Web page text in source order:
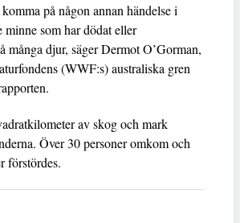
på någon annan händelse i
minne som har dödat eller
många djur, säger Dermot O’Gorman,
(WWF:s) australiska gren
av skog och mark
Över 30 personer omkom och
förstördes.